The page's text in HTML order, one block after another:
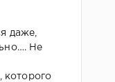
даже,
Не
которого